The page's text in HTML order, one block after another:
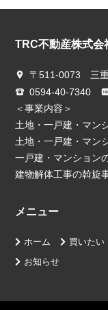
TRC不動産株式会
〒511-0073 三
0594-40-7340
＜事業内容＞
土地・一戸建・マン
土地・一戸建・マン
一戸建・マンション
建物解体工事の斡旋
メニュー
ホーム 買いたい
お知らせ